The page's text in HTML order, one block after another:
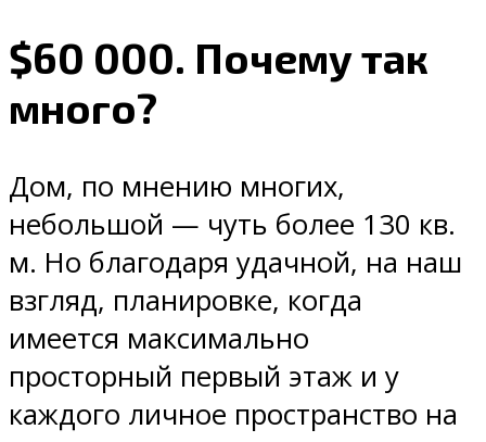
$60 000. Почему так
много?
Дом, по мнению многих,
небольшой — чуть более 130 кв.
м. Но благодаря удачной, на наш
взгляд, планировке, когда
имеется максимально
просторный первый этаж и у
каждого личное пространство на